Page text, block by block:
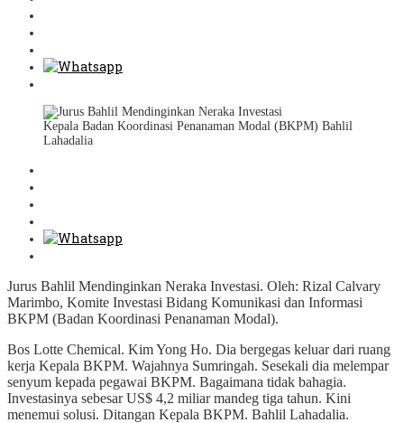
Kepala Badan Koordinasi Penanaman Modal (BKPM) Bahlil
Lahadalia
Jurus Bahlil Mendinginkan Neraka Investasi. Oleh: Rizal Calvary
Marimbo, Komite Investasi Bidang Komunikasi dan Informasi
BKPM (Badan Koordinasi Penanaman Modal).
Bos Lotte Chemical. Kim Yong Ho. Dia bergegas keluar dari ruang
kerja Kepala BKPM. Wajahnya Sumringah. Sesekali dia melempar
senyum kepada pegawai BKPM. Bagaimana tidak bahagia.
Investasinya sebesar US$ 4,2 miliar mandeg tiga tahun. Kini
menemui solusi. Ditangan Kepala BKPM. Bahlil Lahadalia.